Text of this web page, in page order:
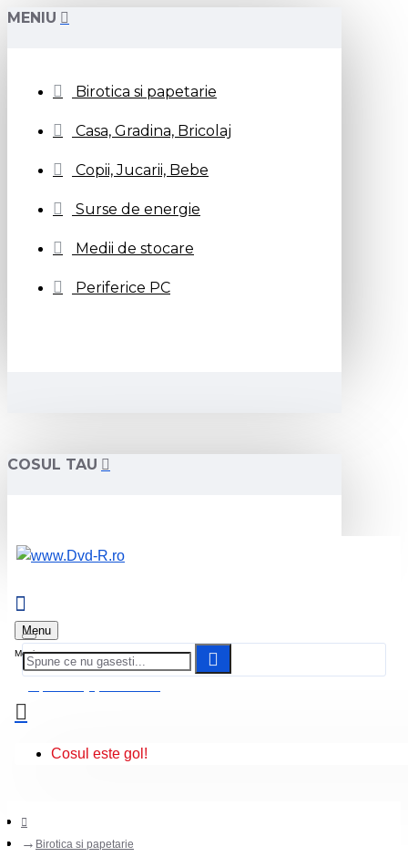
MENIU
Birotica si papetarie
Casa, Gradina, Bricolaj
Copii, Jucarii, Bebe
Surse de energie
Medii de stocare
Periferice PC
COSUL TAU
Menu
Cosul este gol!
Birotica si papetarie